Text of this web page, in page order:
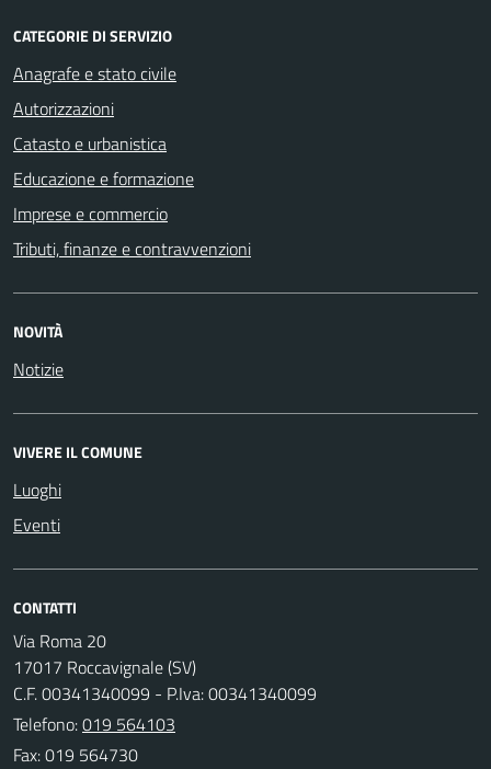
CATEGORIE DI SERVIZIO
Anagrafe e stato civile
Autorizzazioni
Catasto e urbanistica
Educazione e formazione
Imprese e commercio
Tributi, finanze e contravvenzioni
NOVITÀ
Notizie
VIVERE IL COMUNE
Luoghi
Eventi
CONTATTI
Via Roma 20
17017 Roccavignale (SV)
C.F. 00341340099 - P.Iva: 00341340099
Telefono:019 564103
Fax: 019 564730